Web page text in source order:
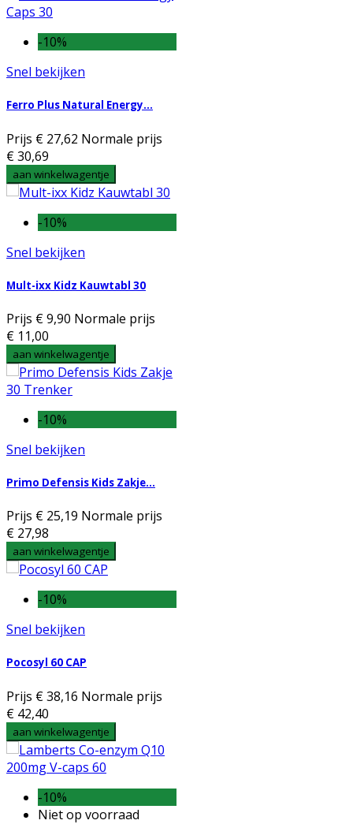
-10%
Snel bekijken
Ferro Plus Natural Energy...
Prijs € 27,62 Normale prijs
€ 30,69
aan winkelwagentje
-10%
Snel bekijken
Mult-ixx Kidz Kauwtabl 30
Prijs € 9,90 Normale prijs
€ 11,00
aan winkelwagentje
-10%
Snel bekijken
Primo Defensis Kids Zakje...
Prijs € 25,19 Normale prijs
€ 27,98
aan winkelwagentje
-10%
Snel bekijken
Pocosyl 60 CAP
Prijs € 38,16 Normale prijs
€ 42,40
aan winkelwagentje
-10%
Niet op voorraad